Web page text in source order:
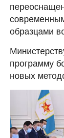
образцами
программу
новых